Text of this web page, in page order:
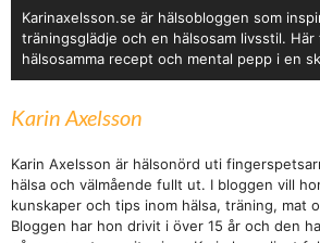
Karinaxelsson.se är hälsobloggen som
träningsglädje och en hälsosam livsstil.
hälsosamma recept och mental pepp i en
Karin Axelsson
Karin Axelsson är hälsonörd uti
hälsa och välmående fullt ut. I bloggen vill
kunskaper och tips inom hälsa, träning, mat
Bloggen har hon drivit i över 15 år och den